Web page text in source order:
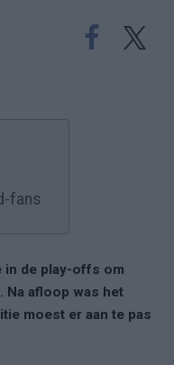
fans
in de play-offs om
Na afloop was het
moest er aan te pas